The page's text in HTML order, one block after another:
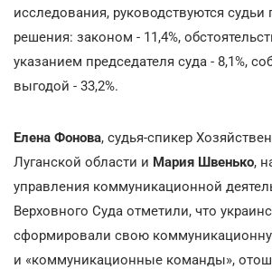
исследования, руководствуются
решения: законом - 11,4%,
указанием председателя суда - 8,1%,
выгодой - 33,2%.
Елена Фонова, судья-спикер
Луганской области и Мария Швенько,
управления коммуникационной
Верховного Суда отметили, что
сформировали свою
и «коммуникационные команды»,